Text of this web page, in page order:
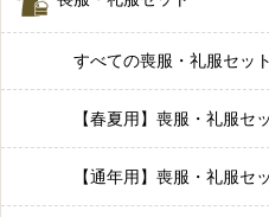
すべての喪服・礼服セット
【春夏用】喪服・礼服セ
【通年用】喪服・礼服セ